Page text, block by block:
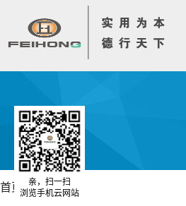
首页 新闻中心
亲，扫一扫
浏览手机云网站